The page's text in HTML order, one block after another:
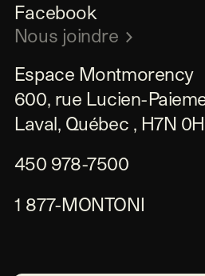
Facebook
Nous joindre
Espace Montmorency
600, rue Lucien-
Laval, Québec , H7N
450 978-7500
1 877-MONTONI